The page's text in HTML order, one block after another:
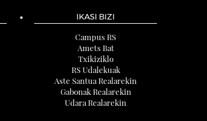
IKASI BIZI
Campus RS
Amets Bat
Txikiziklo
RS Udalekuak
Aste Santua Realarekin
Gabonak Realarekin
Udara Realarekin